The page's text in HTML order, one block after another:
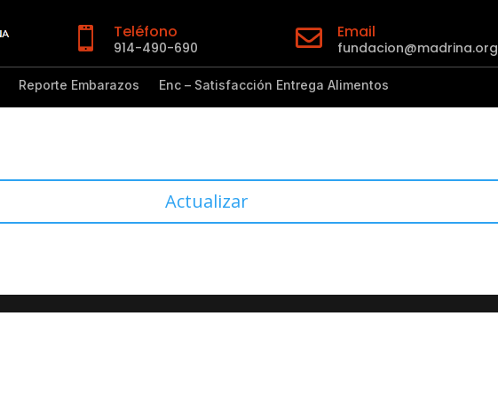
 Teléfono
914-490-690  Email
fundacion@madrina.org
Reporte Embarazos Enc – Satisfacción Entrega Alimentos
Actualizar